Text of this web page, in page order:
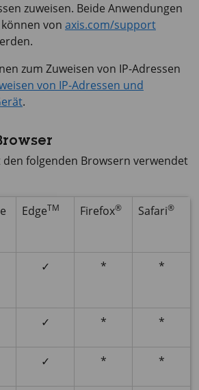
zuweisen. Beide Anwendungen
von axis.com/support
zum Zuweisen von IP-Adressen
von IP-Adressen und
.
den folgenden Browsern verwendet
EdgeTM Firefox® Safari®
✓ * *
✓ * *
✓ * *